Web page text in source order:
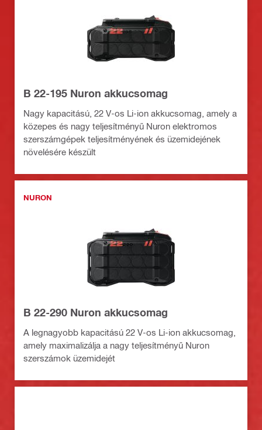
B 22-195 Nuron akkucsomag
Nagy kapacitású, 22 V-os Li-ion akkucsomag, amely a
közepes és nagy teljesítményű Nuron elektromos
szerszámgépek teljesítményének és üzemidejének
növelésére készült
NURON
B 22-290 Nuron akkucsomag
A legnagyobb kapacitású 22 V-os Li-ion akkucsomag,
amely maximalizálja a nagy teljesítményű Nuron
szerszámok üzemidejét